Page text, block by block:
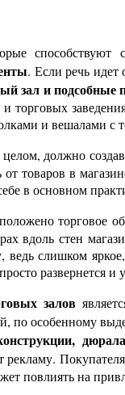
способствуют
. Если речь идет
зал и подсобные
и торговых
и вешалами с
должно
от товаров в
в основном
торговое
вдоль стен
ведь слишком
развернется и
залов
по особенному
рекламу.
повлиять на